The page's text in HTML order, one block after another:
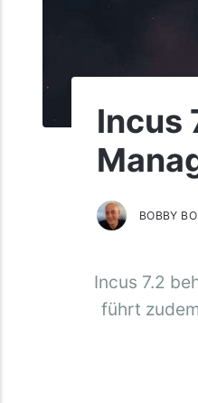
Incus
BOBBY
Incus 7.2
führt